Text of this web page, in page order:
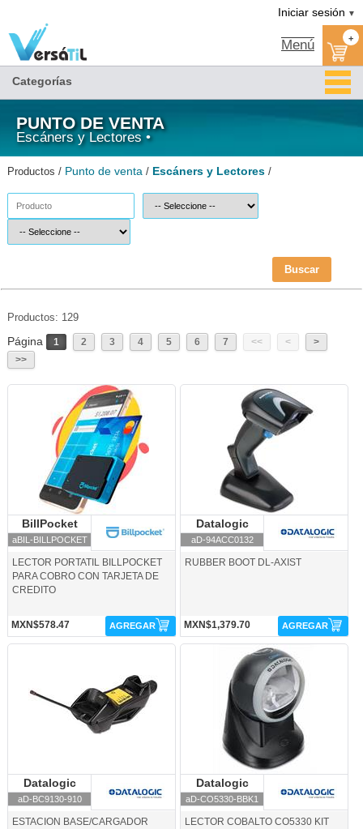
Iniciar sesión ▼
Menú +
Categorías
PUNTO DE VENTA
Escáners y Lectores •
Productos / Punto de venta / Escáners y Lectores /
Buscar
Productos: 129
Página 1 2 3 4 5 6 7 << <
>
>>
aBIL-BILLPOCKET-BillPocket
BillPocket
aBIL-BILLPOCKET
LECTOR PORTATIL BILLPOCKET
PARA COBRO CON TARJETA DE
CREDITO
MXN$578.47 AGREGAR
aD-94ACC0132-Datalogic
Datalogic
aD-94ACC0132
RUBBER BOOT DL-AXIST
MXN$1,379.70 AGREGAR
Datalogic
aD-BC9130-910
ESTACION BASE/CARGADOR
aD-CO5330-BBK1-Datalogic
Datalogic
aD-CO5330-BBK1
LECTOR COBALTO CO5330 KIT